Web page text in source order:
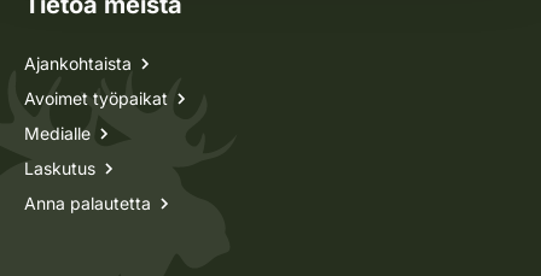
Ajankohtaista
Avoimet työpaikat
Medialle
Laskutus
Anna palautetta